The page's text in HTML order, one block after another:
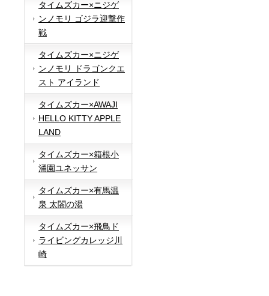
タイムズカー×ニジゲ
ンノモリ ゴジラ迎撃作
戦
タイムズカー×ニジゲ
ンノモリ ドラゴンクエ
スト アイランド
タイムズカー×AWAJI
HELLO KITTY APPLE
LAND
タイムズカー×箱根小
涌園ユネッサン
タイムズカー×有馬温
泉 太閤の湯
タイムズカー×飛鳥ド
ライビングカレッジ川
崎